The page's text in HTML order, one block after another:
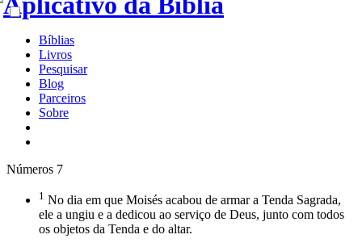
Bíblias
Livros
Pesquisar
Blog
Parceiros
Sobre
Números 7
1 No dia em que Moisés acabou de armar a Tenda Sagrada,
ele a ungiu e a dedicou ao serviço de Deus, junto com todos
os objetos da Tenda e do altar.